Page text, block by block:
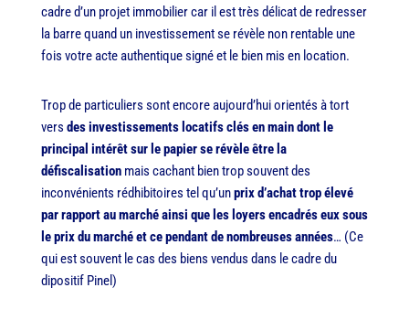
cadre d’un projet immobilier car il est très délicat de redresser
la barre quand un investissement se révèle non rentable une
fois votre acte authentique signé et le bien mis en location.
Trop de particuliers sont encore aujourd’hui orientés à tort
vers des investissements locatifs clés en main dont le
principal intérêt sur le papier se révèle être la
défiscalisation mais cachant bien trop souvent des
inconvénients rédhibitoires tel qu’unprix d’achat trop élevé
par rapport au marché ainsi que les loyers encadrés eux sous
le prix du marché et ce pendant de nombreuses années… (Ce
qui est souvent le cas des biens vendus dans le cadre du
dipositif Pinel)